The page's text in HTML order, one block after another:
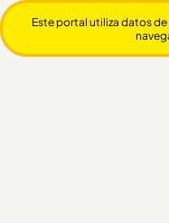
Este portal utiliza datos